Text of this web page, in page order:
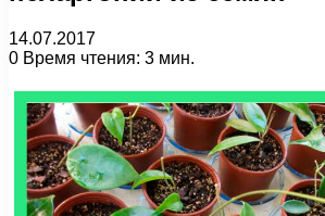
14.07.2017
0 Время чтения: 3 мин.